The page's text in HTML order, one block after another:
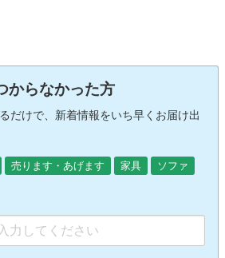
からなかった方
だけで、新着情報をいち早くお届け出
売ります・あげます 家具
ソファ